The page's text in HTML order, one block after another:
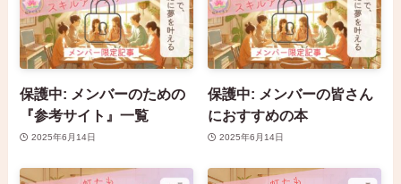
保護中: メンバーのための
『参考サイト』一覧
2025年6月14日
保護中: メンバーの皆さん
におすすめの本
2025年6月14日